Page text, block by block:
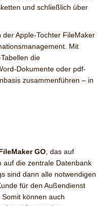
und schließlich über
Apple-Tochter FileMaker
Mit
die
Dokumente oder pdf-
zusammenführen – in
GO , das auf
auf die zentrale Datenbank
sind dann alle notwendigen
für den Außendienst
können auch